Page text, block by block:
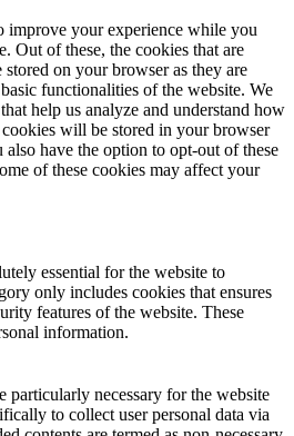
improve your experience while you
Out of these, the cookies that are
stored on your browser as they are
functionalities of the website. We
help us analyze and understand how
will be stored in your browser
have the option to opt-out of these
of these cookies may affect your
essential for the website to
only includes cookies that ensures
features of the website. These
information.
particularly necessary for the website
to collect user personal data via